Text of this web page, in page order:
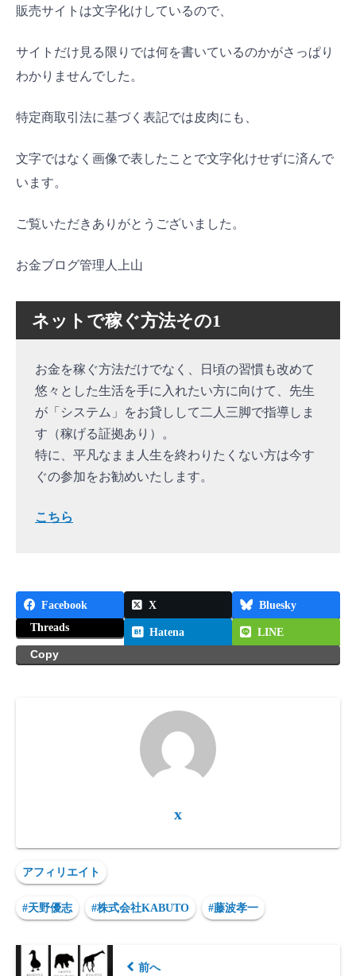
販売サイトは文字化けしているので、
サイトだけ見る限りでは何を書いているのかがさっぱり
わかりませんでした。
特定商取引法に基づく表記では皮肉にも、
文字ではなく画像で表したことで文字化けせずに済んで
います。
ご覧いただきありがとうございました。
お金ブログ管理人上山
ネットで稼ぐ方法その1
お金を稼ぐ方法だけでなく、日頃の習慣も改めて
悠々とした生活を手に入れたい方に向けて、先生
が「システム」をお貸しして二人三脚で指導しま
す（稼げる証拠あり）。
特に、平凡なまま人生を終わりたくない方は今す
ぐの参加をお勧めいたします。
こちら
Facebook X
Bluesky
Threads
Hatena
LINE
Copy
x
アフィリエイト
#天野優志 #株式会社KABUTO #藤波孝一
前へ